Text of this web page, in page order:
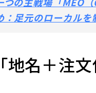
：足元のローカル
地名＋注